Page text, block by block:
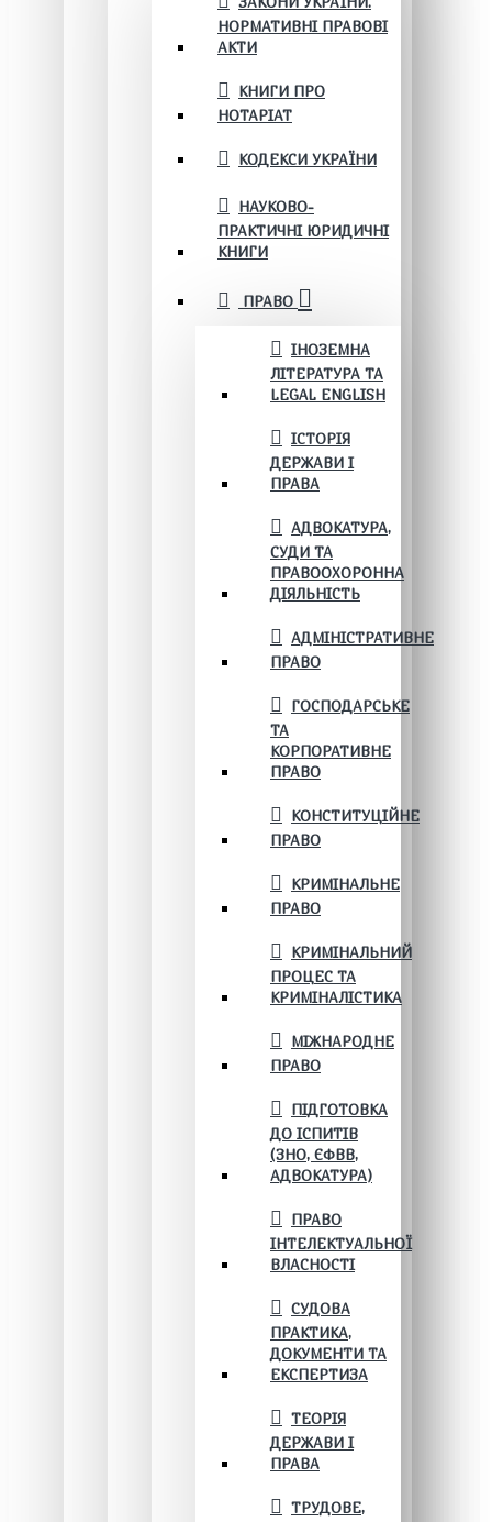
НОРМАТИВНІ ПРАВОВІ
АКТИ
КНИГИ ПРО
НОТАРІАТ
КОДЕКСИ УКРАЇНИ
НАУКОВО-
ПРАКТИЧНІ ЮРИДИЧНІ
КНИГИ
ПРАВО
ІНОЗЕМНА
ЛІТЕРАТУРА ТА
LEGAL ENGLISH
ІСТОРІЯ
ДЕРЖАВИ І
ПРАВА
АДВОКАТУРА,
СУДИ ТА
ПРАВООХОРОННА
ДІЯЛЬНІСТЬ
АДМІНІСТРАТИВНЕ
ПРАВО
ГОСПОДАРСЬКЕ
ТА
КОРПОРАТИВНЕ
ПРАВО
КОНСТИТУЦІЙНЕ
ПРАВО
КРИМІНАЛЬНЕ
ПРАВО
КРИМІНАЛЬНИЙ
ПРОЦЕС ТА
КРИМІНАЛІСТИКА
МІЖНАРОДНЕ
ПРАВО
ПІДГОТОВКА
ДО ІСПИТІВ
(ЗНО, ЄФВВ,
АДВОКАТУРА)
ПРАВО
ІНТЕЛЕКТУАЛЬНОЇ
ВЛАСНОСТІ
СУДОВА
ПРАКТИКА,
ДОКУМЕНТИ ТА
ЕКСПЕРТИЗА
ТЕОРІЯ
ДЕРЖАВИ І
ПРАВА
ТРУДОВЕ,